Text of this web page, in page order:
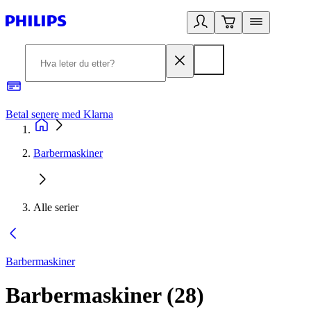
Betal senere med Klarna
Barbermaskiner
Alle serier
Barbermaskiner
Barbermaskiner(28)